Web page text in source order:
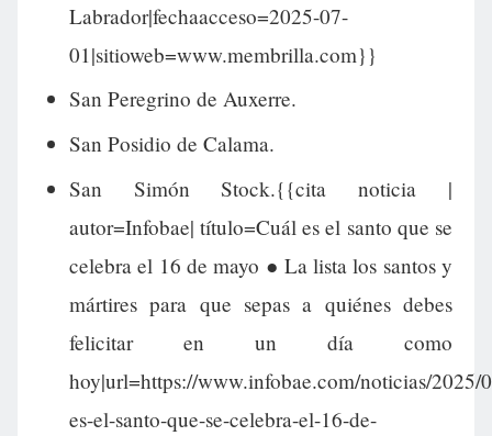
Labrador|fechaacceso=2025-07-
01|sitioweb=www.membrilla.com}}
San Peregrino de Auxerre.
San Posidio de Calama.
San Simón Stock.{{cita noticia |
autor=Infobae| título=Cuál es el santo que se
celebra el 16 de mayo ● La lista los santos y
mártires para que sepas a quiénes debes
felicitar en un día como
hoy|url=https://www.infobae.com/noticias/2025/
es-el-santo-que-se-celebra-el-16-de-